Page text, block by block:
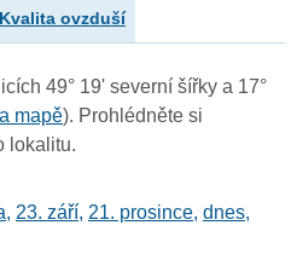
Kvalita ovzduší
49° 19' severní šířky a 17°
mapě). Prohlédněte si
lokalitu.
, 23. září, 21. prosince, dnes,